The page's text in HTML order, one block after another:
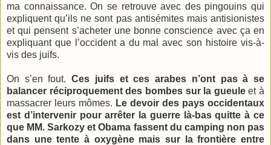
ma connaissance. On se retrouve avec des pingouins qui
expliquent qu’ils ne sont pas antisémites mais antisionistes
et qui pensent s’acheter une bonne conscience avec ça en
expliquant que l’occident a du mal avec son histoire vis-à-
vis des juifs.
On s’en fout.Ces juifs et ces arabes n’ont pas à se
balancer réciproquement des bombes sur la gueuleet à
massacrer leurs mômes. Le devoir des pays occidentaux
est d’intervenir pour arrêter la guerre là-bas quitte à ce
que MM. Sarkozy et Obama fassent du camping non pas
dans une tente à oxygène mais sur la frontière entre